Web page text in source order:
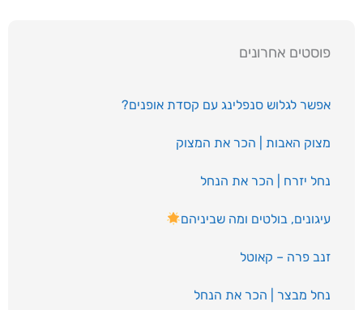
פוסטים אחרונים
אפשר לגלוש סנפלינג עם קסדת אופנים?
מצוק האבות | הכר את המצוק
נחל יזרח | הכר את הנחל
עיגונים, בולטים ומה שביניהם
זנב פרה – קאוטל
נחל מבצר | הכר את הנחל